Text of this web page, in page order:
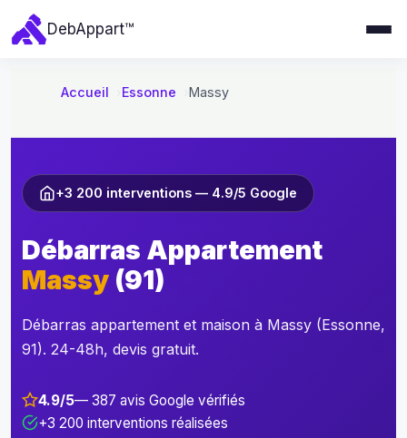
r
o
t
e
u
DebAppart™
Accueil Essonne Massy
+3 200 interventions — 4.9/5 Google
Débarras Appartement
Massy (91)
Débarras appartement et maison à Massy (Essonne,
91). 24-48h, devis gratuit.
4.9/5— 387 avis Google vérifiés
+3 200 interventions réalisées